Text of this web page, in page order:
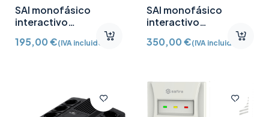
SAI monofásico
interactivo
195,00€(IVA incluido)
SAI monofásico
interactivo
350,00€(IVA incluido)